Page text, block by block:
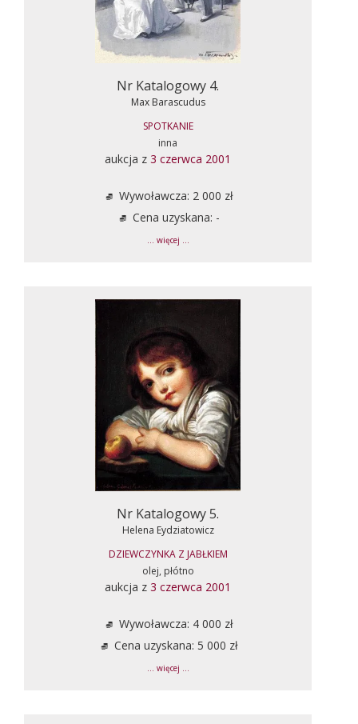
Nr Katalogowy 4.
Max Barascudus
SPOTKANIE
inna
aukcja z 3 czerwca 2001
Wywoławcza: 2 000 zł
Cena uzyskana: -
... więcej ...
Nr Katalogowy 5.
Helena Eydziatowicz
DZIEWCZYNKA Z JABŁKIEM
olej, płótno
aukcja z 3 czerwca 2001
Wywoławcza: 4 000 zł
Cena uzyskana: 5 000 zł
... więcej ...